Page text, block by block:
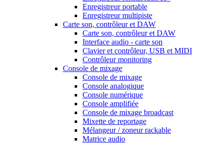
Enregistreur portable
Enregistreur multipiste
Carte son, contrôleur et DAW
Carte son, contrôleur et DAW
Interface audio - carte son
Clavier et contrôleur, USB et MIDI
Contrôleur monitoring
Console de mixage
Console de mixage
Console analogique
Console numérique
Console amplifiée
Console de mixage broadcast
Mixette de reportage
Mélangeur / zoneur rackable
Matrice audio